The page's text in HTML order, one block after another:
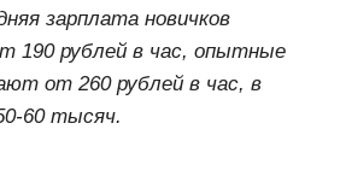
зарплата новичков
190 рублей в час, опытные
от 260 рублей в час, в
60 тысяч.